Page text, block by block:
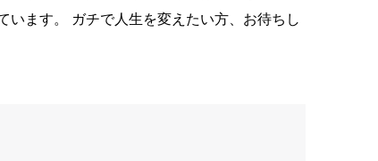
います。 ガチで人生を変えたい方、お待ちし